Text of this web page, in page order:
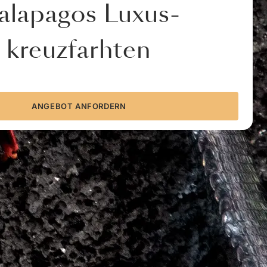
Luxus-
kreuzfarhten
ANGEBOT ANFORDERN